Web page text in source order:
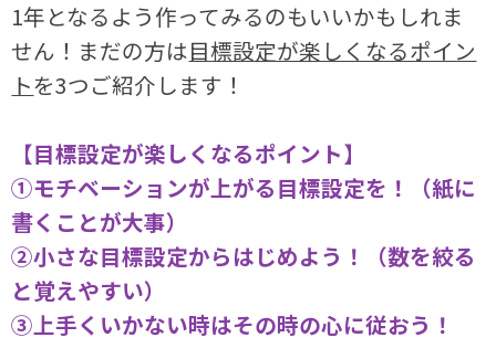
1年となるよう作ってみるのもいいかもしれま
せん！まだの方は目標設定が楽しくなるポイン
トを3つご紹介します！
【目標設定が楽しくなるポイント】
①モチベーションが上がる目標設定を！（紙に
書くことが大事）
②小さな目標設定からはじめよう！（数を絞る
と覚えやすい）
③上手くいかない時はその時の心に従おう！